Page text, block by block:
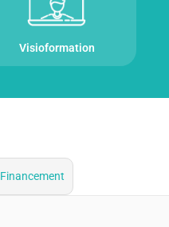
Visioformation
Financement